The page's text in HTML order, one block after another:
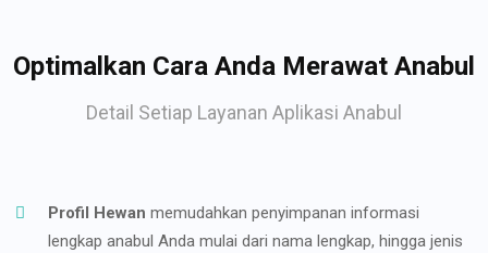
Optimalkan Cara Anda Merawat Anabul
Detail Setiap Layanan Aplikasi Anabul
Profil Hewan memudahkan penyimpanan informasi
lengkap anabul Anda mulai dari nama lengkap, hingga jenis